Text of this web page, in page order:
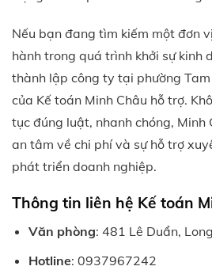
Nếu bạn đang tìm kiếm một đơn
hành trong quá trình khởi sự kinh
thành lập công ty tại phường
của Kế toán Minh Châu hỗ trợ.
tục đúng luật, nhanh chóng, Minh
an tâm về chi phí và sự hỗ trợ
phát triển doanh nghiệp.
Thông tin liên hệ Kế toán
Văn phòng: 481 Lê Duẩn,
Hotline: 0937967242